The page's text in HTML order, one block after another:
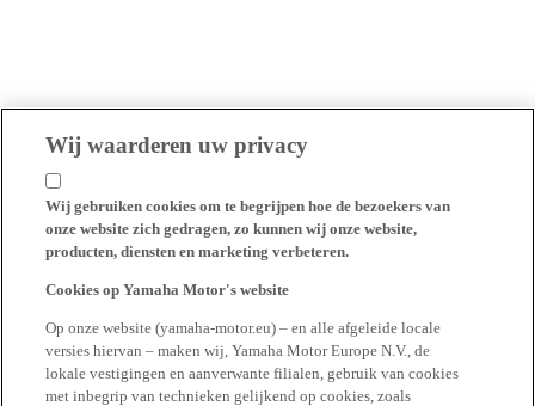
Wij waarderen uw privacy
Wij gebruiken cookies om te begrijpen hoe de bezoekers van
onze website zich gedragen, zo kunnen wij onze website,
producten, diensten en marketing verbeteren.
Cookies op Yamaha Motor's website
Op onze website (yamaha-motor.eu) – en alle afgeleide locale
versies hiervan – maken wij, Yamaha Motor Europe N.V., de
lokale vestigingen en aanverwante filialen, gebruik van cookies
met inbegrip van technieken gelijkend op cookies, zoals